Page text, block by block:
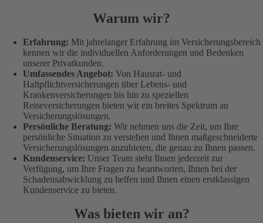
Warum wir?
Erfahrung: Mit jahrelanger Erfahrung im Versicherungsbereich
kennen wir die individuellen Anforderungen und Bedenken
unserer Privatkunden.
Umfassendes Angebot:Von Hausrat- und
Haftpflichtversicherungen über Lebens- und
Krankenversicherungen bis hin zu speziellen
Reiseversicherungen bieten wir ein breites Spektrum an
Versicherungslösungen.
Persönliche Beratung: Wir nehmen uns die Zeit, um Ihre
persönliche Situation zu verstehen und Ihnen maßgeschneiderte
Versicherungslösungen anzubieten, die genau zu Ihnen passen.
Kundenservice:Unser Team steht Ihnen jederzeit zur
Verfügung, um Ihre Fragen zu beantworten, Ihnen bei der
Schadensabwicklung zu helfen und Ihnen einen erstklassigen
Kundenservice zu bieten.
Was bieten wir an?